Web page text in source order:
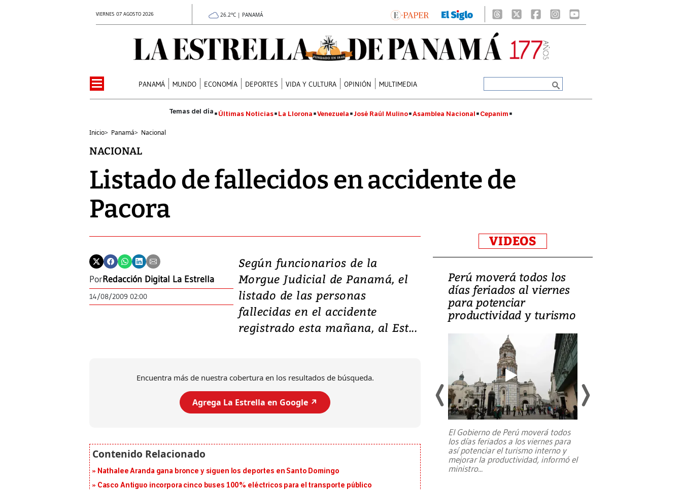
VIERNES 07 AGOSTO 2026 26.2°C | PANAMÁ
PANAMÁ MUNDO ECONOMÍA DEPORTES VIDA Y CULTURA OPINIÓN MULTIMEDIA
Últimas Noticias La Llorona Venezuela José Raúl Mulino Asamblea Nacional Cepanim
Inicio> Panamá> Nacional
NACIONAL
Listado de fallecidos en accidente de
Pacora
PorRedacción Digital La Estrella
14/08/2009 02:00
Según funcionarios de la
Morgue Judicial de Panamá, el
listado de las personas
fallecidas en el accidente
registrado esta mañana, al Est...
Encuentra más de nuestra cobertura en los resultados de búsqueda.
Agrega La Estrella en Google ↗️
Nathalee Aranda gana bronce y siguen los deportes en Santo Domingo
Casco Antiguo incorpora cinco buses 100% eléctricos para el transporte público
VIDEOS
Video: Lula lanza su
candidatura con
promesas de inversión
en defensa, educación y
tierras raras
Entre recuerdos y escuetas
da Silva, oficializó este domingo su
candidatura...
Perú moverá todos los
días feriados al viernes
para potenciar
productividad y turismo
El Gobierno de Perú moverá todos
los días feriados a los viernes para
así potenciar el turismo interno y
mejorar la productividad, informó el
ministro...